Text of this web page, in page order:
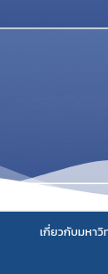
เกี่ยวกับมหาวิ